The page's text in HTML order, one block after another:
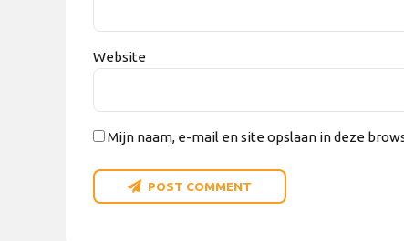
Website
Mijn naam, e-mail en site opslaan in deze
POST COMMENT